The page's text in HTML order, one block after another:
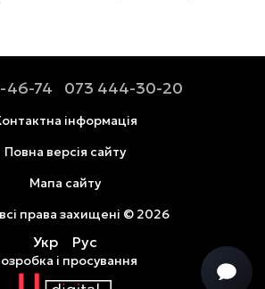
46-74 073 444-30-20
інформація
Повна версія сайту
Мапа сайту
права захищені © 2026
Укр Рус
і просування